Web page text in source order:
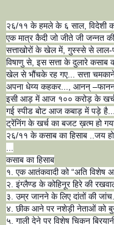
२६/११ के हमले के ६ साल, विदेशी
एक मात्र कैदी जो जीते जी जन्नत
सत्ताखोरों के खेल में, गुस्स्से से लाल-
विषाणु से, इस सत्ता के दुलारे कसाब
खेल से भौंचके रह गए... सत्ता
अपना धेय्य कहकर..., आनन् –फानन
इसी आड़ में आज १०० करोड़ के खर्च
गई स्पीड बोट आज कबाड़ में पड़े है...
ट्रेंनिंग के खर्च का बजट ख़त्म हो
२६/११ के कसाब का हिसाब ..जय
कसाब का हिसाब
१. एक आतंकवादी को “अति विशेष
२. इंग्लैण्ड के कोहिनूर हिरे की
३. उम्र जानने के लिए दांतों की
४. छीक आने पर नशेड़ी नेताओं को
५. गाली देने पर विशेष चिकन